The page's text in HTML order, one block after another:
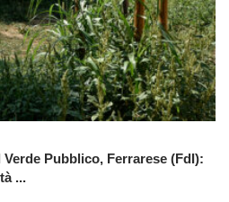
Pubblico, Ferrarese (FdI):
...